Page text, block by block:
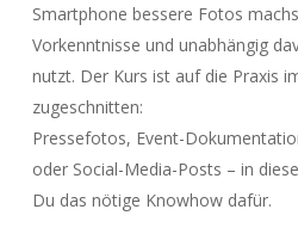
Smartphone bessere Fotos
Vorkenntnisse und unabhängig
nutzt. Der Kurs ist auf die Praxis
zugeschnitten:
Pressefotos, Event-
oder Social-Media-Posts – in
Du das nötige Knowhow dafür.